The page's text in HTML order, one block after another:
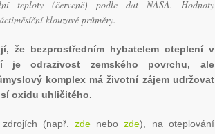
teploty (červeně) podle dat NASA. Hodnoty
klouzavé průměry.
že bezprostředním hybatelem oteplení v
je odrazivost zemského povrchu, ale
komplex má životní zájem udržovat
oxidu uhličitého.
zdrojích (např.zde nebozde), na oteplování